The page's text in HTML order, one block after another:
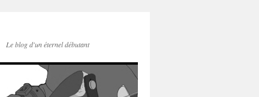
Le blog d'un éternel débutant